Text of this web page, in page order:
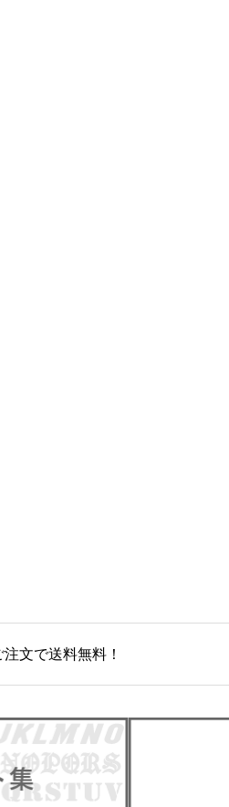
文で送料無料！